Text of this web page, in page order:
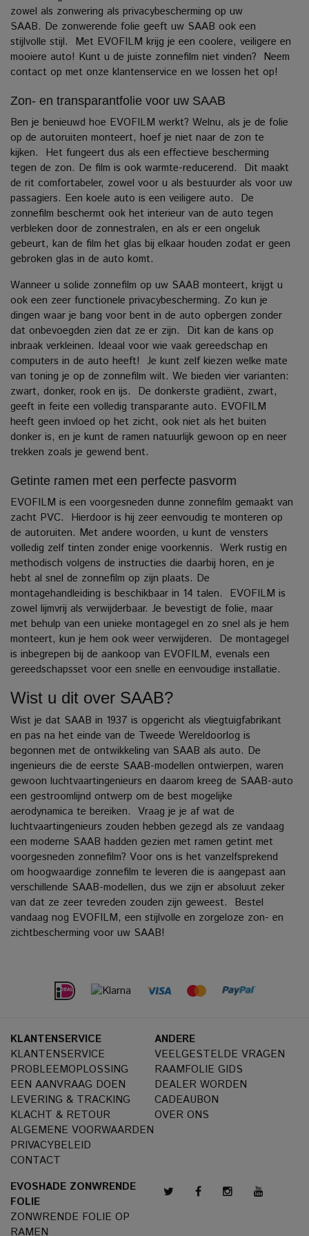
zowel als zonwering als privacybescherming op uw
SAAB. De zonwerende folie geeft uw SAAB ook een
stijlvolle stijl.
Met EVOFILM krijg je een coolere, veiligere en
mooiere auto! Kunt u de juiste zonnefilm niet vinden? Neem
contact op met onze klantenservice en we lossen het op!
Zon- en transparantfolie voor uw SAAB
Ben je benieuwd hoe EVOFILM werkt? Welnu, als je de folie
op de autoruiten monteert, hoef je niet naar de zon te
kijken.
Het fungeert dus als een effectieve bescherming
tegen de zon. De film is ook warmte-reducerend.
Dit maakt
de rit comfortabeler, zowel voor u als bestuurder als voor uw
passagiers. Een koele auto is een veiligere auto.
De
zonnefilm beschermt ook het interieur van de auto tegen
verbleken door de zonnestralen, en als er een ongeluk
gebeurt, kan de film het glas bij elkaar houden zodat er geen
gebroken glas in de auto komt.
Wanneer u solide zonnefilm op uw SAAB monteert, krijgt u
ook een zeer functionele privacybescherming. Zo kun je
dingen waar je bang voor bent in de auto opbergen zonder
dat onbevoegden zien dat ze er zijn.
Dit kan de kans op
inbraak verkleinen. Ideaal voor wie vaak gereedschap en
computers in de auto heeft! Je kunt zelf kiezen welke mate
van toning je op de zonnefilm wilt. We bieden vier varianten:
zwart, donker, rook en ijs.
De donkerste gradiënt, zwart,
geeft in feite een volledig transparante auto. EVOFILM
heeft geen invloed op het zicht, ook niet als het buiten
donker is, en je kunt de ramen natuurlijk gewoon op en neer
trekken zoals je gewend bent.
Getinte ramen met een perfecte pasvorm
EVOFILM is een voorgesneden dunne zonnefilm gemaakt van
zacht PVC.
Hierdoor is hij zeer eenvoudig te monteren op
de autoruiten. Met andere woorden, u kunt de vensters
volledig zelf tinten zonder enige voorkennis. Werk rustig en
methodisch volgens de instructies die daarbij horen, en je
hebt al snel de zonnefilm op zijn plaats. De
montagehandleiding is beschikbaar in 14 talen.
EVOFILM is
zowel lijmvrij als verwijderbaar. Je bevestigt de folie, maar
met behulp van een unieke montagegel en zo snel als je hem
monteert, kun je hem ook weer verwijderen.
De montagegel
is inbegrepen bij de aankoop van EVOFILM, evenals een
gereedschapsset voor een snelle en eenvoudige installatie.
Wist u dit over SAAB?
Wist je dat SAAB in 1937 is opgericht als vliegtuigfabrikant
en pas na het einde van de Tweede Wereldoorlog is
begonnen met de ontwikkeling van SAAB als auto. De
ingenieurs die de eerste SAAB-modellen ontwierpen, waren
gewoon luchtvaartingenieurs en daarom kreeg de SAAB-auto
een gestroomlijnd ontwerp om de best mogelijke
aerodynamica te bereiken. Vraag je je af wat de
luchtvaartingenieurs zouden hebben gezegd als ze vandaag
een moderne SAAB hadden gezien met ramen getint met
voorgesneden zonnefilm? Voor ons is het vanzelfsprekend
om hoogwaardige zonnefilm te leveren die is aangepast aan
verschillende SAAB-modellen, dus we zijn er absoluut zeker
van dat ze zeer tevreden zouden zijn geweest.
Bestel
vandaag nog EVOFILM, een stijlvolle en zorgeloze zon- en
zichtbescherming voor uw SAAB!
KLANTENSERVICE
KLANTENSERVICE
PROBLEEMOPLOSSING
EEN AANVRAAG DOEN
LEVERING & TRACKING
KLACHT & RETOUR
ALGEMENE VOORWAARDEN
PRIVACYBELEID
CONTACT
ANDERE
VEELGESTELDE VRAGEN
RAAMFOLIE GIDS
DEALER WORDEN
CADEAUBON
OVER ONS
EVOSHADE ZONWRENDE
FOLIE
ZONWRENDE FOLIE OP
RAMEN